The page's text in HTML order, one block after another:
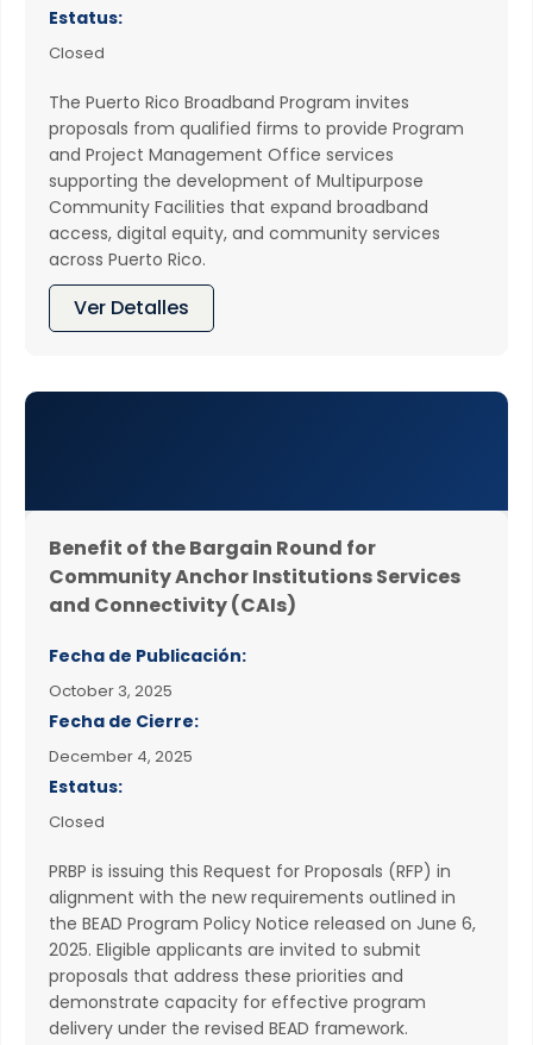
Estatus:
Closed
The Puerto Rico Broadband Program invites
proposals from qualified firms to provide Program
and Project Management Office services
supporting the development of Multipurpose
Community Facilities that expand broadband
access, digital equity, and community services
across Puerto Rico.
Ver Detalles
Benefit of the Bargain Round for
Community Anchor Institutions Services
and Connectivity (CAIs)
Fecha de Publicación:
October 3, 2025
Fecha de Cierre:
December 4, 2025
Estatus:
Closed
PRBP is issuing this Request for Proposals (RFP) in
alignment with the new requirements outlined in
the BEAD Program Policy Notice released on June 6,
2025. Eligible applicants are invited to submit
proposals that address these priorities and
demonstrate capacity for effective program
delivery under the revised BEAD framework.